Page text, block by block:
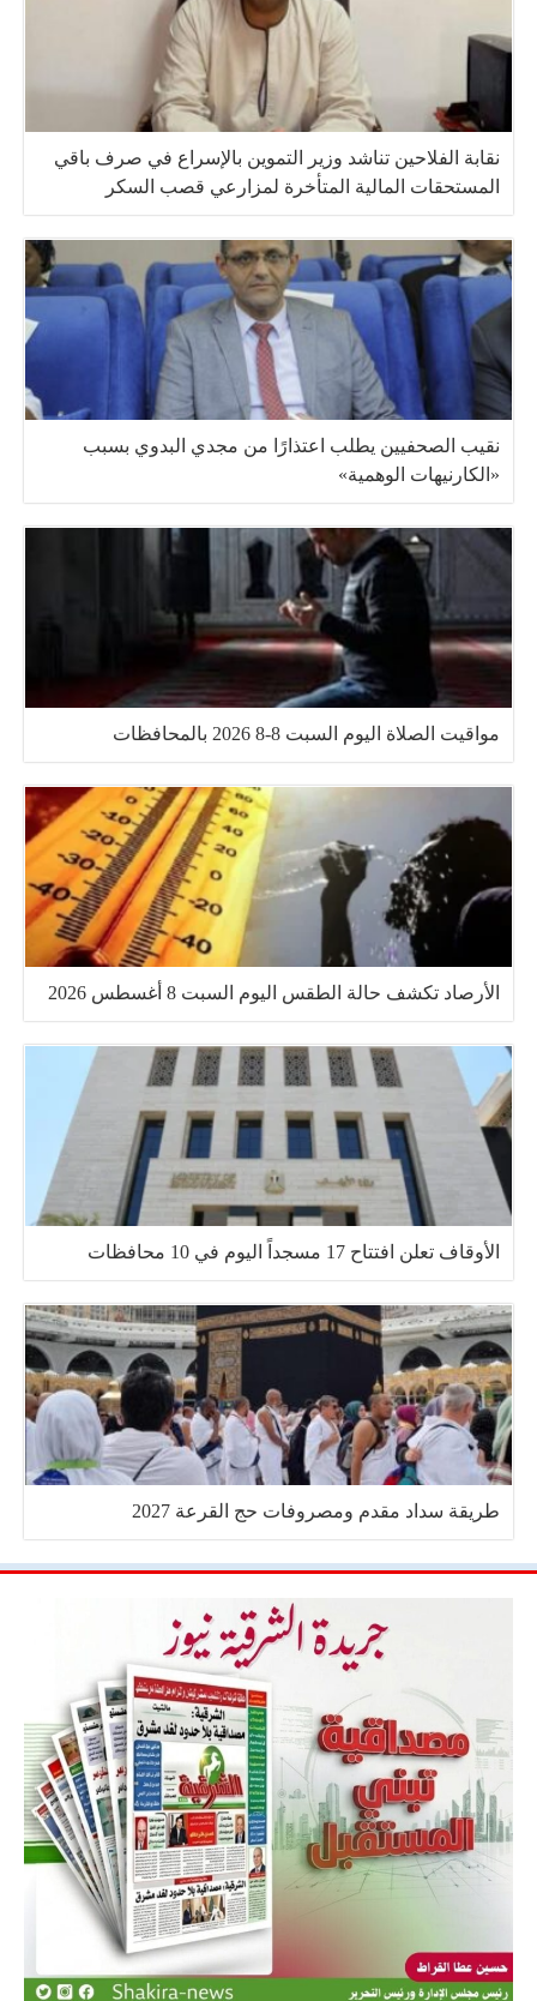
نقابة الفلاحين تناشد وزير التموين بالإسراع في صرف باقي
المستحقات المالية المتأخرة لمزارعي قصب السكر
نقيب الصحفيين يطلب اعتذارًا من مجدي البدوي بسبب
«الكارنيهات الوهمية»
مواقيت الصلاة اليوم السبت 8-8 2026 بالمحافظات
الأرصاد تكشف حالة الطقس اليوم السبت 8 أغسطس 2026
الأوقاف تعلن افتتاح 17 مسجداً اليوم في 10 محافظات
طريقة سداد مقدم ومصروفات حج القرعة 2027